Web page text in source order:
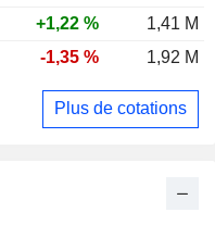
+1,22 %
1,41 M
-1,35 % 1,92 M
Plus de cotations